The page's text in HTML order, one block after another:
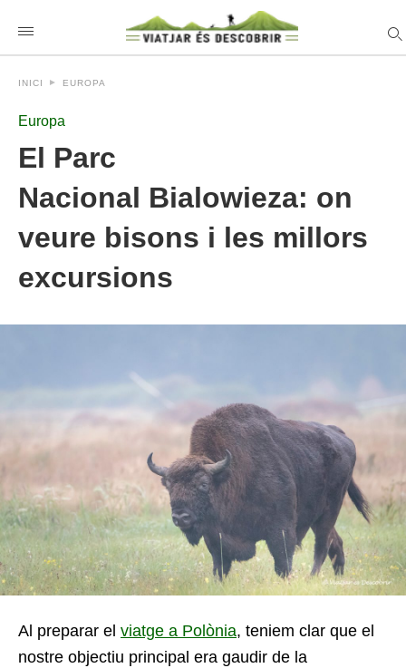
INICI EUROPA
Europa
El Parc
Nacional Bialowieza: on
veure bisons i les millors
excursions
Al preparar el viatge a Polònia, teniem clar que el
nostre objectiu principal era gaudir de la